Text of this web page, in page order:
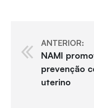
ANTERIOR:
NAMI
prevenção
uterino